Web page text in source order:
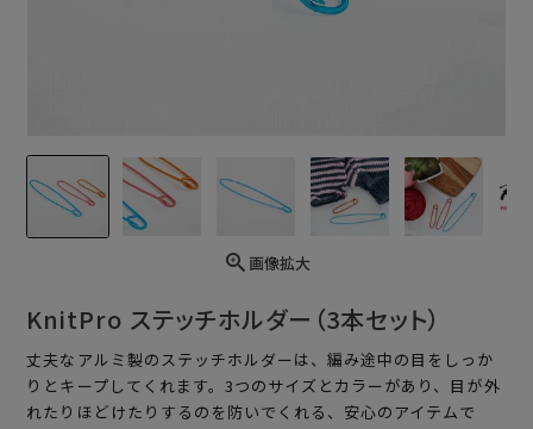
画像拡大
KnitPro ステッチホルダー（3本セット）
丈夫なアルミ製のステッチホルダーは、編み途中の目をしっか
りとキープしてくれます。3つのサイズとカラーがあり、目が外
れたりほどけたりするのを防いでくれる、安心のアイテムで